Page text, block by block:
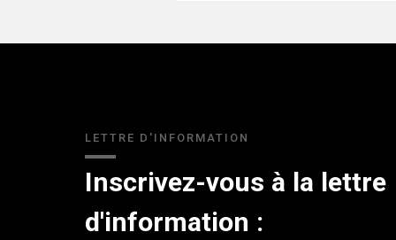
LETTRE D'INFORMATION
Inscrivez-vous à la lettre
d'information :